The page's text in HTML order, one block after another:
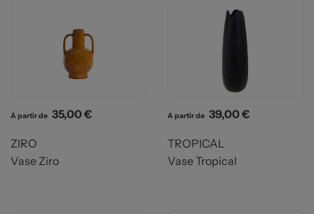
A partir de Prix
35,00 €
ZIRO
Vase Ziro
A partir de Prix
39,00 €
TROPICAL
Vase Tropical